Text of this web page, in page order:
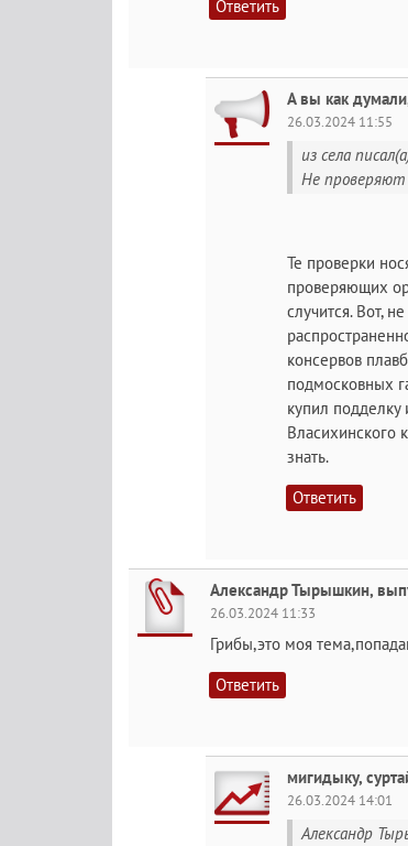
Ответить
А вы как
26.03.2024 11:55
из села
Не проверяют
Те проверки
проверяющих
случится. Вот,
консервов
подмосковных
купил подделку
Власихинского
знать.
Ответить
Александр Тырышкин,
26.03.2024 11:33
Грибы,это моя
Ответить
мигидыку,
26.03.2024 14:01
Александр